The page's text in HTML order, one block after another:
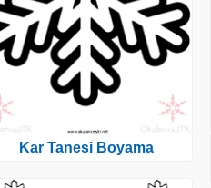
Kar Tanesi Boyama